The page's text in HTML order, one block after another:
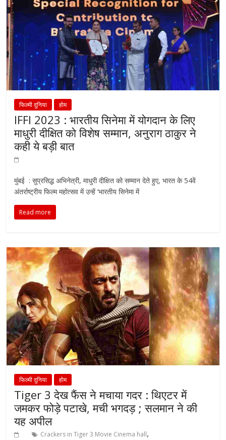
फिल्मी दुनिया होम
IFFI 2023 : भारतीय सिनेमा में योगदान के लिए
माधुरी दीक्षित को विशेष सम्मान, अनुराग ठाकुर ने
कही ये बड़ी बात
मुंबई : सुप्रसिद्ध अभिनेत्री, माधुरी दीक्षित को सम्‍मान देते हुए, भारत के 54वें
अंतर्राष्ट्रीय फिल्म महोत्सव में उन्हें ‘भारतीय सिनेमा में
Read more
फिल्मी दुनिया होम
Tiger 3 देख फैंस ने मचाया गदर : थिएटर में
जमकर फोड़े पटाखे, मची भगदड़ ; सलमान ने की
यह अपील
Crackers in Tiger 3 Movie Cinema hall,